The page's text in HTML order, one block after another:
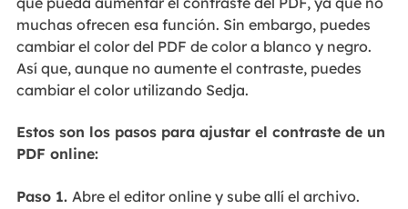
muchas ofrecen esa función. Sin embargo, puedes
cambiar el color del PDF de color a blanco y negro.
Así que, aunque no aumente el contraste, puedes
cambiar el color utilizando Sedja.
Estos son los pasos para ajustar el contraste de un
PDF online:
Paso 1. Abre el editor online y sube allí el archivo.